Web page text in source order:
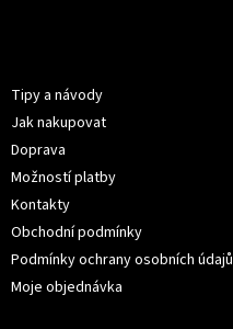
Tipy a návody
Jak nakupovat
Doprava
Možností platby
Kontakty
Obchodní podmínky
Podmínky ochrany osobních údajů
Moje objednávka